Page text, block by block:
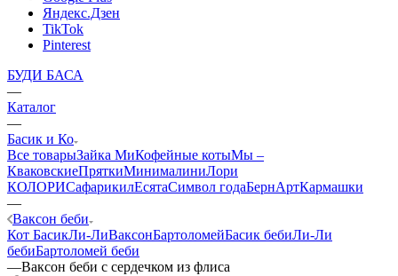
Яндекс.Дзен
TikTok
Pinterest
БУДИ БАСА
—
Каталог
—
Басик и Ко
Все товарыЗайка МиКофейные котыМы –
КваковскиеПряткиМинималиниЛори
КОЛОРИСафарикилЕсятаСимвол годаБернАртКармашки
—
Ваксон беби
Кот БасикЛи-ЛиВаксонБартоломейБасик бебиЛи-Ли
бебиБартоломей беби
—Ваксон беби с сердечком из флиса